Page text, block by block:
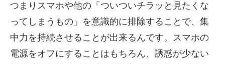
つまりスマホや他の「ついついチラッと見たくな
ってしまうもの」を意識的に排除することで、集
中力を持続させることが出来るんです。スマホの
電源をオフにすることはもちろん、誘惑が少ない